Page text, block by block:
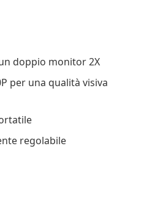
doppio monitor 2X
per una qualità visiva
regolabile